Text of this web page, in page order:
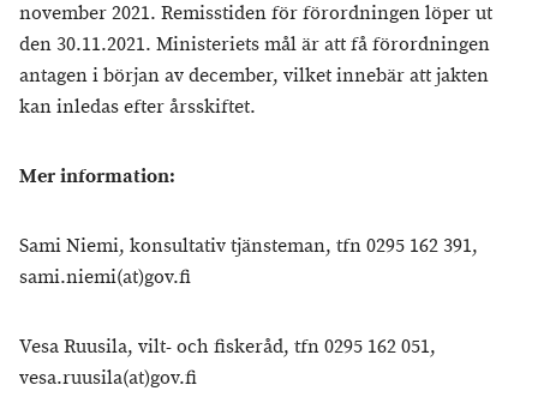
november 2021. Remisstiden för förordningen löper ut
den 30.11.2021. Ministeriets mål är att få förordningen
antagen i början av december, vilket innebär att jakten
kan inledas efter årsskiftet.
Mer information:
Sami Niemi, konsultativ tjänsteman, tfn 0295 162 391,
sami.niemi(at)gov.fi
Vesa Ruusila, vilt- och fiskeråd, tfn 0295 162 051,
vesa.ruusila(at)gov.fi